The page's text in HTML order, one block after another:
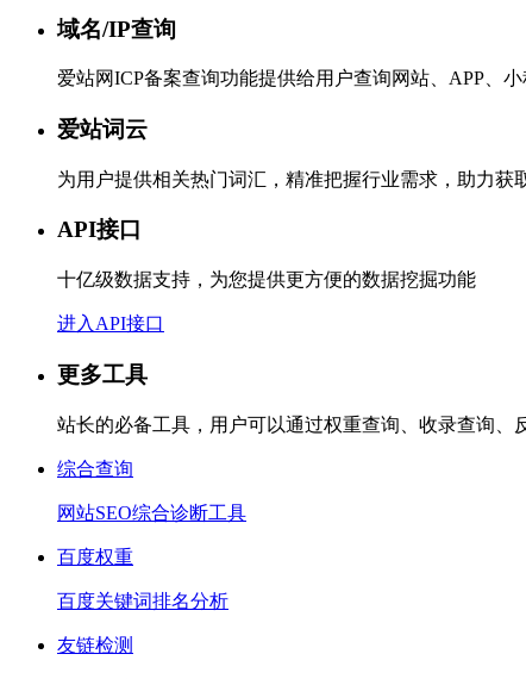
域名/IP查询
爱站网ICP备案查询功能提供给用户查询网站、APP、
爱站词云
为用户提供相关热门词汇，精准把握行业需求，助力获
API接口
十亿级数据支持，为您提供更方便的数据挖掘功能
进入API接口
更多工具
站长的必备工具，用户可以通过权重查询、收录查询、
综合查询
网站SEO综合诊断工具
百度权重
百度关键词排名分析
友链检测